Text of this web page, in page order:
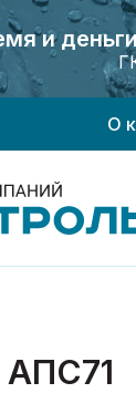
и
поверку
и
поверку
О